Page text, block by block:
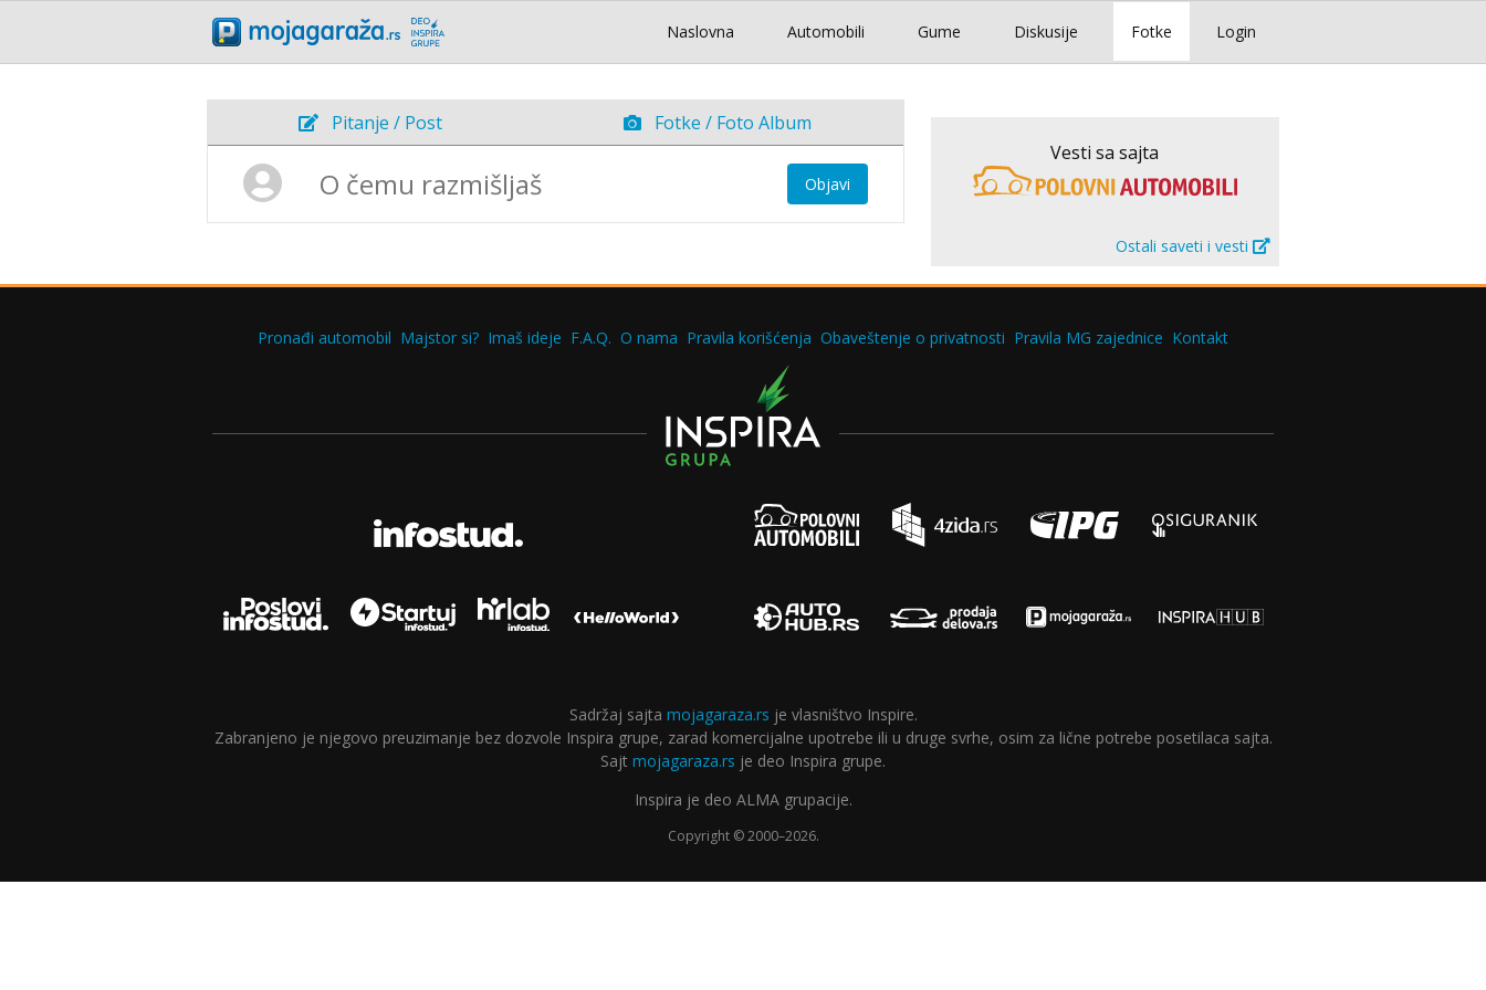
Login
Naslovna Automobili Gume Diskusije Fotke
Pitanje / Post Fotke / Foto Album
Objavi
Vesti sa sajta
Ostali saveti i vesti
Pronađi automobil Majstor si? Imaš ideje F.A.Q. O nama Pravila korišćenja Obaveštenje o privatnosti Pravila MG zajednice Kontakt
Sadržaj sajta mojagaraza.rs je vlasništvo Inspire.
Zabranjeno je njegovo preuzimanje bez dozvole Inspira grupe, zarad komercijalne upotrebe ili u druge svrhe, osim za lične potrebe posetilaca sajta.
Sajt mojagaraza.rs je deo Inspira grupe.
Inspira je deo ALMA grupacije.
Copyright © 2000–2026.